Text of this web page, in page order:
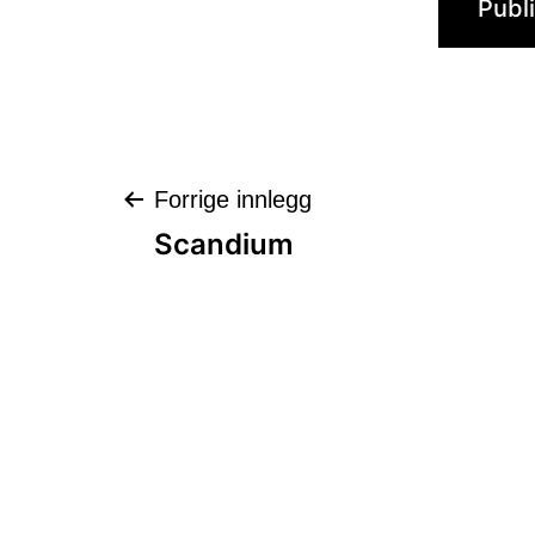
Forrige innlegg
Scandium